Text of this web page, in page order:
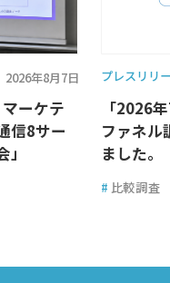
2026年8月7日
ーケテ
信8サー
プレスリリ
「2026
ファネル
ました。
# 比較調査